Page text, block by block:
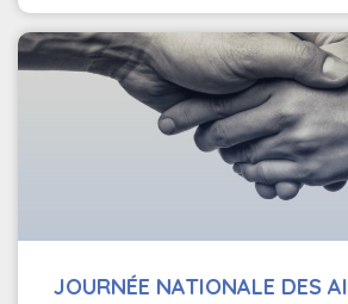
JOURNÉE NATIONALE DES